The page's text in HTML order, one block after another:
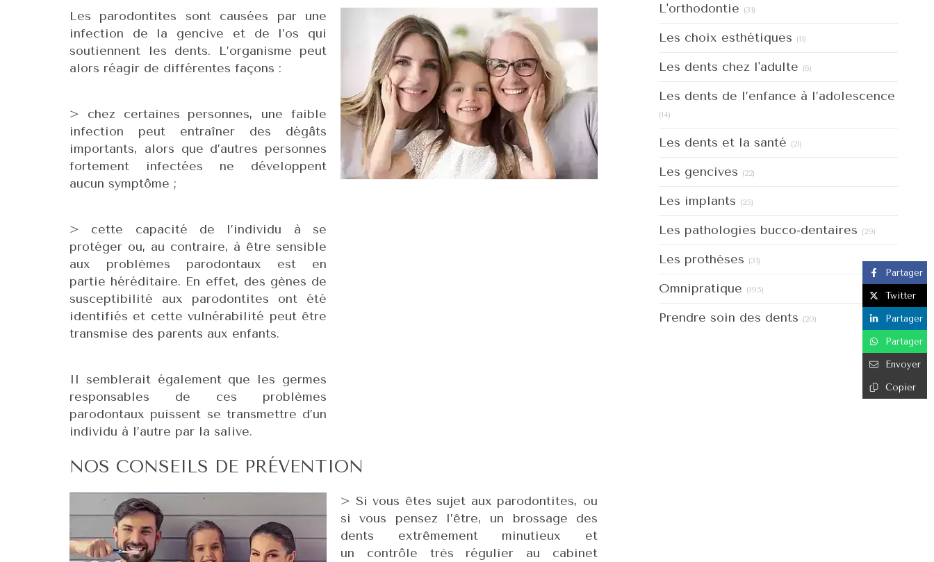
Les parodontites sont causées par une
infection de la gencive et de l’os qui
soutiennent les dents. L’organisme peut
alors réagir de différentes façons :
> chez certaines personnes, une faible
infection peut entraîner des dégâts
importants, alors que d’autres personnes
fortement infectées ne développent
aucun symptôme ;
> cette capacité de l’individu à se
protéger ou, au contraire, à être sensible
aux problèmes parodontaux est en
partie héréditaire. En effet, des gènes de
susceptibilité aux parodontites ont été
identifiés et cette vulnérabilité peut être
transmise des parents aux enfants.
Il semblerait également que les germes
responsables de ces problèmes
parodontaux puissent se transmettre d’un
individu à l’autre par la salive.
NOS CONSEILS DE PRÉVENTION
> Si vous êtes sujet aux parodontites, ou
si vous pensez l’être, un brossage des
dents extrêmement minutieux et
un contrôle très régulier au cabinet
Partager
Twitter
Partager
Partager
Envoyer
Copier
L'orthodontie (31)
Les choix esthétiques (11)
Les dents chez l'adulte (6)
Les dents de l’enfance à l’adolescence
(14)
Les dents et la santé (21)
Les gencives (22)
Les implants (25)
Les pathologies bucco-dentaires (29)
Les prothèses (31)
Omnipratique (195)
Prendre soin des dents (20) Articles Count